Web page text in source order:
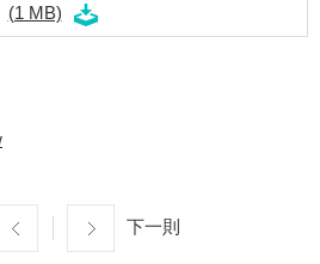
(1 MB)
下一則